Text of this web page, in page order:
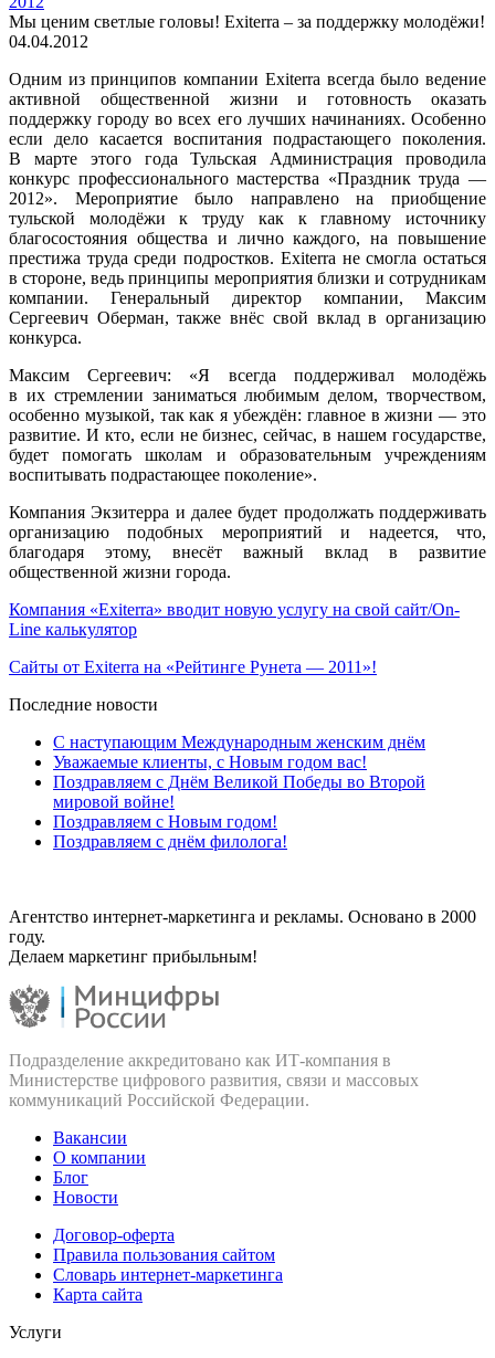
Мы ценим светлые головы! Exiterra – за поддержку молодёжи!
04.04.2012
Одним из принципов компании Exiterra всегда было ведение
активной общественной жизни и готовность оказать
поддержку городу во всех его лучших начинаниях. Особенно
если дело касается воспитания подрастающего поколения.
В марте этого года Тульская Администрация проводила
конкурс профессионального мастерства «Праздник труда —
2012». Мероприятие было направлено на приобщение
тульской молодёжи к труду как к главному источнику
благосостояния общества и лично каждого, на повышение
престижа труда среди подростков. Exiterra не смогла остаться
в стороне, ведь принципы мероприятия близки и сотрудникам
компании. Генеральный директор компании, Максим
Сергеевич Оберман, также внёс свой вклад в организацию
конкурса.
Максим Сергеевич: «Я всегда поддерживал молодёжь
в их стремлении заниматься любимым делом, творчеством,
особенно музыкой, так как я убеждён: главное в жизни — это
развитие. И кто, если не бизнес, сейчас, в нашем государстве,
будет помогать школам и образовательным учреждениям
воспитывать подрастающее поколение».
Компания Экзитерра и далее будет продолжать поддерживать
организацию подобных мероприятий и надеется, что,
благодаря этому, внесёт важный вклад в развитие
общественной жизни города.
Компания «Exiterra» вводит новую услугу на свой сайт/On-
Line калькулятор
Сайты от Exiterra на «Рейтинге Рунета — 2011»!
Последние новости
С наступающим Международным женским днём
Уважаемые клиенты, с Новым годом вас!
Поздравляем с Днём Великой Победы во Второй
мировой войне!
Поздравляем с Новым годом!
Поздравляем с днём филолога!
Агентство интернет-маркетинга и рекламы. Основано в 2000
году.
Делаем маркетинг прибыльным!
Подразделение аккредитовано как ИТ‑компания в
Министерстве цифрового развития, связи и массовых
коммуникаций Российской Федерации.
Вакансии
О компании
Блог
Новости
Договор-оферта
Правила пользования сайтом
Словарь интернет-маркетинга
Карта сайта
Услуги